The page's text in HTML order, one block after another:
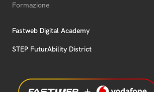
Formazione
Fastweb Digital Academy
STEP FuturAbility District